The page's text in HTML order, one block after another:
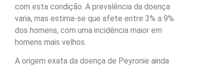
com esta condição. A prevalência da doença
varia, mas estima-se que afete entre 3% a 9%
dos homens, com uma incidência maior em
homens mais velhos.
A origem exata da doença de Peyronie ainda